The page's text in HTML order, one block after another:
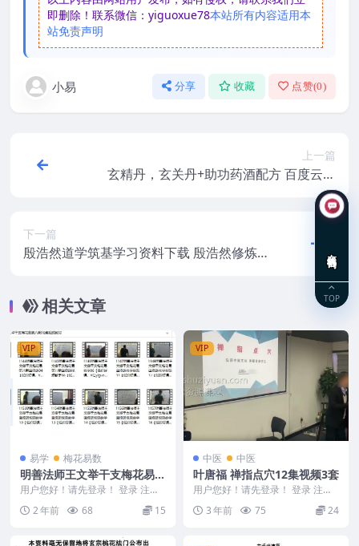
即删除！联系微信：yiguoxue78本站所有内容适用本
站免责声明
小易 分享 收藏 点赞(0)
上一篇
玄精丹，玄关丹+助功药酒配方 百度云下
载！
下一篇
殷浩然道学筑基学习资料下载 殷浩然修炼秘
相关文章
VIP
易学 梅花易数
明善法师王文举干支梅花易第
八期18集视频教材
用户您好！请先登录！ 登录 注册
明善法师王文举干支梅花易第八期
18集视频教材 ...
2 年前 68 15
VIP
中医 中医
叶唐福 禅指点穴12集视频3套
用户您好！请先登录！ 登录 注册
叶唐福禅指点穴 Y2308-309 叶唐
福禅指...
3 年前 75 24
TOP